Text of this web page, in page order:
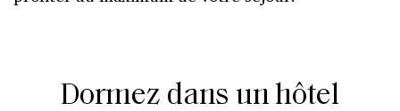
Dormez dans un hôtel